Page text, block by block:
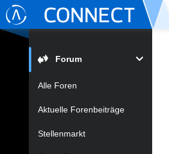
Forum
Alle Foren
Aktuelle Forenbeiträge
Stellenmarkt